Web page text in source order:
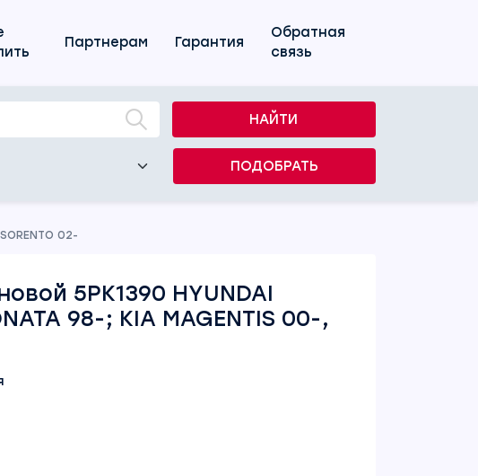
Партнерам Гарантия
Обратная
связь
НАЙТИ
ПОДОБРАТЬ
02-
5PK1390 HYUNDAI
98-; KIA MAGENTIS 00-,